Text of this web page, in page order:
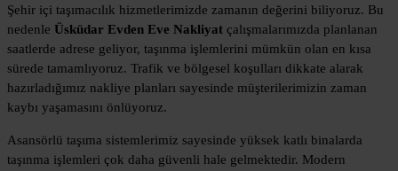
Şehir içi taşımacılık hizmetlerimizde zamanın değerini biliyoruz. Bu
nedenle Üsküdar Evden Eve Nakliyat çalışmalarımızda planlanan
saatlerde adrese geliyor, taşınma işlemlerini mümkün olan en kısa
sürede tamamlıyoruz. Trafik ve bölgesel koşulları dikkate alarak
hazırladığımız nakliye planları sayesinde müşterilerimizin zaman
kaybı yaşamasını önlüyoruz.
Asansörlü taşıma sistemlerimiz sayesinde yüksek katlı binalarda
taşınma işlemleri çok daha güvenli hale gelmektedir. Modern